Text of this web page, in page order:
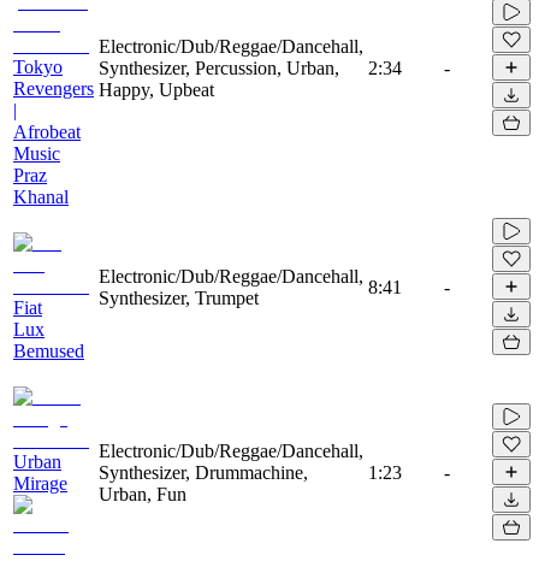
Tokyo
Revengers
|
Afrobeat
Music
Praz
Khanal
Electronic/Dub/Reggae/Dancehall,
Synthesizer, Percussion, Urban,
Happy, Upbeat
2:34 -
Fiat
Lux
Bemused
Electronic/Dub/Reggae/Dancehall,
Synthesizer, Trumpet
8:41 -
Urban
Mirage
Electronic/Dub/Reggae/Dancehall,
Synthesizer, Drummachine,
Urban, Fun
1:23 -